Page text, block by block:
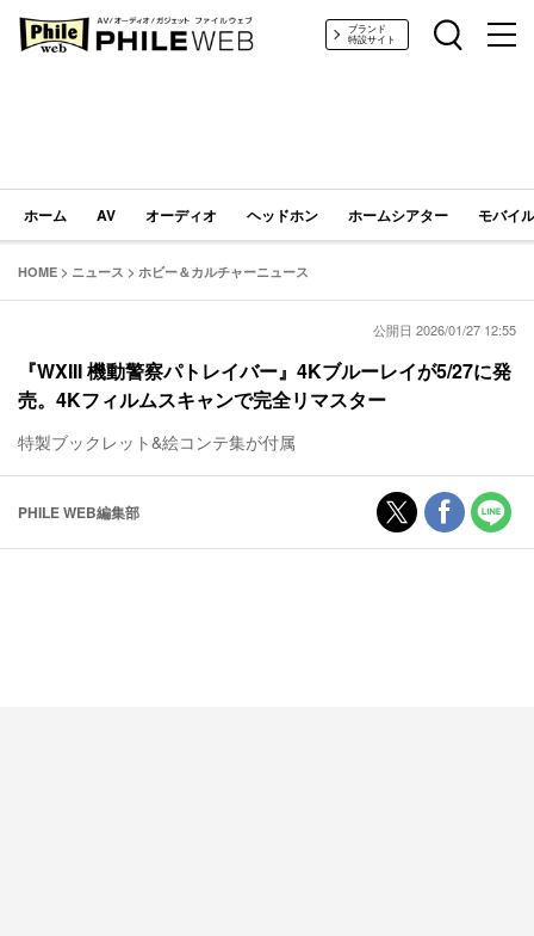
PHILE WEB｜AV/オーディオ/ガジェットブランド
特設サイト
ホーム AV オーディオ ヘッドホン ホームシアター モバイ
HOME > ニュース > ホビー＆カルチャーニュース
公開日 2026/01/27 12:55
『WXIII 機動警察パトレイバー』4Kブルーレイが5/27に発
売。4Kフィルムスキャンで完全リマスター
特製ブックレット&絵コンテ集が付属
PHILE WEB編集部